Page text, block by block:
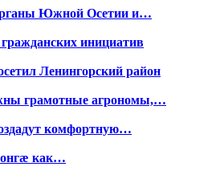
Южной Осетии и…
инициатив
Ленингорский район
грамотные агрономы,…
комфортную…
как…